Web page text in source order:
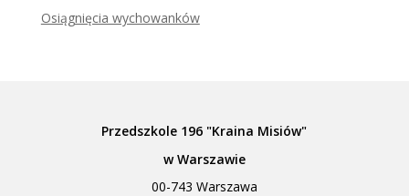
Osiągnięcia wychowanków
Przedszkole 196 "Kraina Misiów"
w Warszawie
00-743 Warszawa